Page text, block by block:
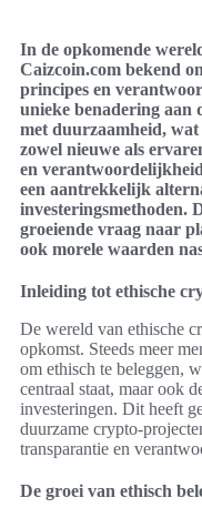
In de opkomende
Caizcoin.com bekend
principes en
unieke benadering aan
met duurzaamheid,
zowel nieuwe als
en
een aantrekkelijk
investeringsmethoden.
groeiende vraag naar
ook morele waarden
Inleiding tot ethische
De wereld van ethische
opkomst. Steeds meer
om ethisch te beleggen,
centraal staat, maar ook
investeringen. Dit heeft
duurzame crypto-
transparantie en
De groei van ethisch